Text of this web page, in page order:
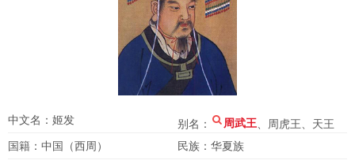
中文名：姬发 别名： 周武王 、周虎王、天王
国籍：中国（西周）
民族：华夏族